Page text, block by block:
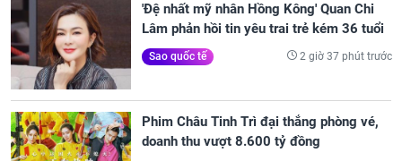
'Đệ nhất mỹ nhân Hồng Kông' Quan Chi
Lâm phản hồi tin yêu trai trẻ kém 36 tuổi
Sao quốc tế 2 giờ 37 phút trước
Phim Châu Tinh Trì đại thắng phòng vé,
doanh thu vượt 8.600 tỷ đồng